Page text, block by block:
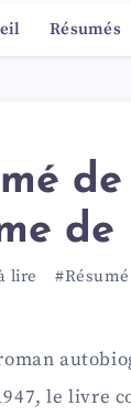
Résumés
de
de
lire #Résumé
le livre